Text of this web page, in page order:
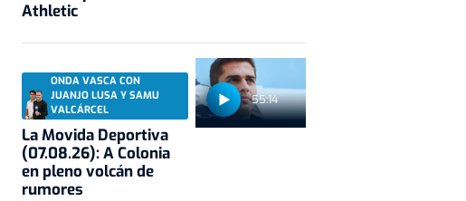
Athletic
55:14
ONDA VASCA CON
JUANJO LUSA Y SAMU
VALCÁRCEL
La Movida Deportiva
(07.08.26): A Colonia
en pleno volcán de
rumores